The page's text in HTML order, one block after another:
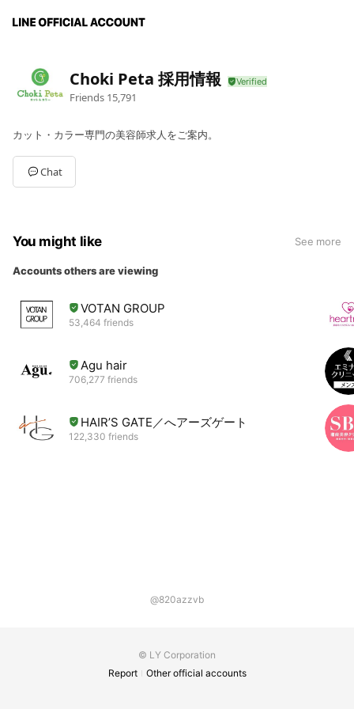
Choki Peta 採用情報
Friends 15,791
カット・カラー専門の美容師求人をご案内。
Chat
You might like See more
Accounts others are viewing
VOTAN GROUP
53,464 friends
Agu hair
706,277 friends
HAIR’S GATE／へアーズゲート
122,330 friends
@820azzvb
© LY Corporation
Report
Other official accounts